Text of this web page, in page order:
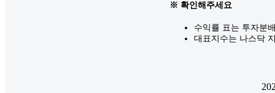
※ 확인해주세요
수익률 표는 투자분
대표지수는 나스닥